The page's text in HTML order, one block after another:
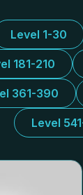
Level 1-30
181-210
361-390
Level